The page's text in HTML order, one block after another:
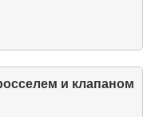
и клапаном